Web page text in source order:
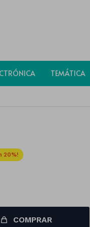
TEMÁTICA
20
COMPRAR